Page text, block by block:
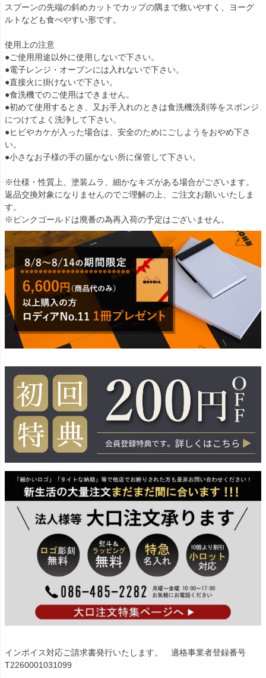
スプーンの先端の斜めカットでカップの隅まで救いやすく、ヨーグ
ルトなども食べやすい形です。
使用上の注意
●ご使用用途以外に使用しないで下さい。
●電子レンジ・オーブンには入れないで下さい。
●直接火に掛けないで下さい。
●食洗機でのご使用はできません。
●初めて使用するとき、又お手入れのときは食洗機洗剤等をスポンジ
につけてよく洗浄して下さい。
●ヒビやカケが入った場合は、安全のためにごしようをおやめ下さ
い。
●小さなお子様の手の届かない所に保管して下さい。
※仕様・性質上、塗装ムラ、細かなキズがある場合がございます。
返品交換対象になりませんのでご理解の上、ご注文お願いいたしま
す。
※ピンクゴールドは廃番の為再入荷の予定はございません。
インボイス対応ご請求書発行いたします。 適格事業者登録番号
T2260001031099